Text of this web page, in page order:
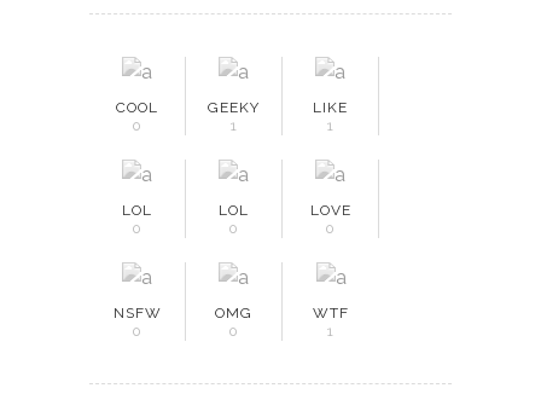
COOL
0
GEEKY
1
LIKE
1
LOL
0
LOL
0
LOVE
0
NSFW
0
OMG
0
WTF
1